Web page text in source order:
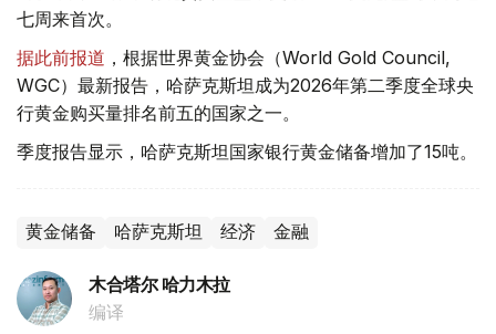
七周来首次。
据此前报道 ，根据世界黄金协会（World Gold Council,
WGC）最新报告，哈萨克斯坦成为2026年第二季度全球央
行黄金购买量排名前五的国家之一。
季度报告显示，哈萨克斯坦国家银行黄金储备增加了15吨。
黄金储备 哈萨克斯坦 经济 金融
木合塔尔 哈力木拉
编译